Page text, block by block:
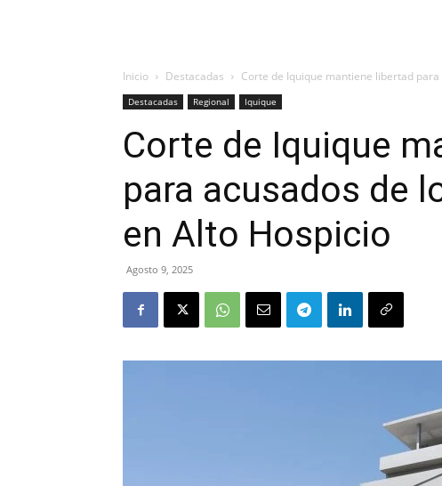
Inicio Destacadas Corte de Iquique mantiene libertad
Destacadas Regional Iquique
Corte de Iquique
para acusados de
en Alto Hospicio
Agosto 9, 2025